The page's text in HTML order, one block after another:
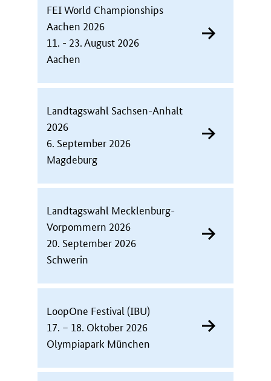
FEI World Championships
Aachen 2026
11. - 23. August 2026
Aachen
Landtagswahl Sachsen-Anhalt
2026
6. September 2026
Magdeburg
Landtagswahl Mecklenburg-
Vorpommern 2026
20. September 2026
Schwerin
LoopOne Festival (IBU)
17. – 18. Oktober 2026
Olympiapark München